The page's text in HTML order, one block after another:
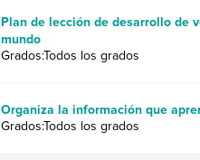
Plan de lección de desarrollo de
mundo
Grados:Todos los grados
Organiza la información que
Grados:Todos los grados